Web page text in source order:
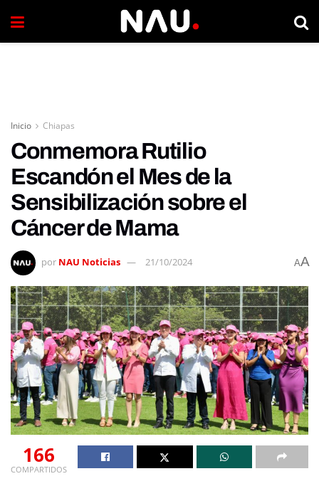
Inicio Chiapas
Conmemora Rutilio
Escandón el Mes de la
Sensibilización sobre el
Cáncer de Mama
por NAU Noticias 21/10/2024 AA
166
COMPARTIDOS